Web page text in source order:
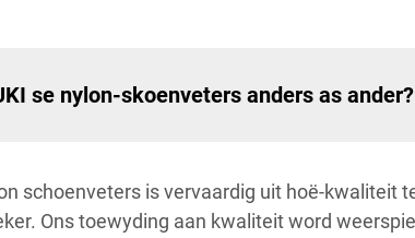
se nylon-skoenveters anders as ander?
schoenveters is vervaardig uit hoë-
Ons toewyding aan kwaliteit word